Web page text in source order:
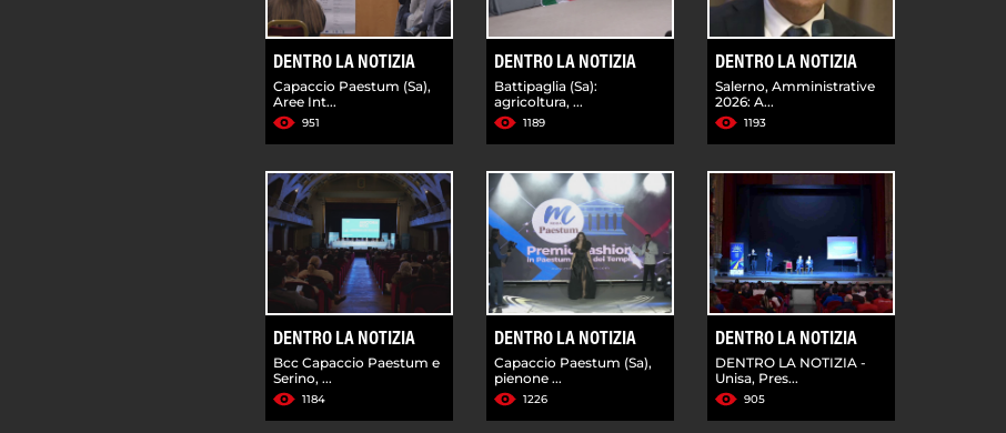
DENTRO LA NOTIZIA
Capaccio Paestum (Sa),
Aree Int...
951
DENTRO LA NOTIZIA
Battipaglia (Sa):
agricoltura, ...
1189
DENTRO LA NOTIZIA
Salerno, Amministrative
2026: A...
1193
DENTRO LA NOTIZIA
Bcc Capaccio Paestum e
Serino, ...
1184
DENTRO LA NOTIZIA
Capaccio Paestum (Sa),
pienone ...
1226
DENTRO LA NOTIZIA
DENTRO LA NOTIZIA -
Unisa, Pres...
905